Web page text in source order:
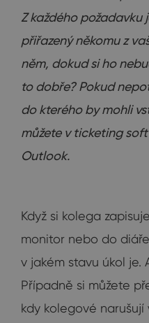
Z každého
přiřazený někomu z
něm, dokud si ho
to dobře? Pokud
do kterého by mohli
můžete v ticketing
Outlook.
Když si kolega
monitor nebo do
v jakém stavu úkol je.
Případně si můžete
kdy kolegové